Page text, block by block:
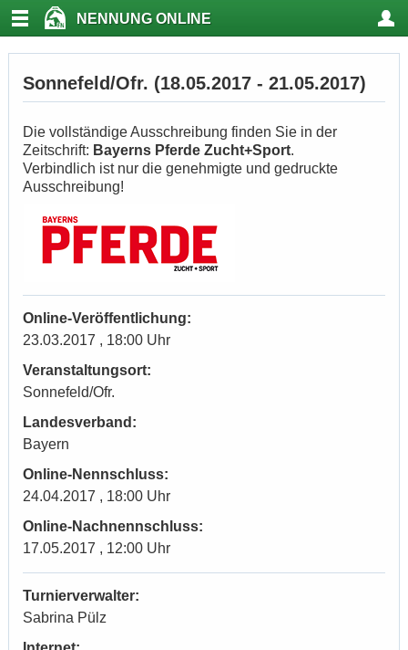
NENNUNG ONLINE
Sonnefeld/Ofr. (18.05.2017 - 21.05.2017)
Die vollständige Ausschreibung finden Sie in der
Zeitschrift: Bayerns Pferde Zucht+Sport.
Verbindlich ist nur die genehmigte und gedruckte
Ausschreibung!
Online-Veröffentlichung:
23.03.2017 , 18:00 Uhr
Veranstaltungsort:
Sonnefeld/Ofr.
Landesverband:
Bayern
Online-Nennschluss:
24.04.2017 , 18:00 Uhr
Online-Nachnennschluss:
17.05.2017 , 12:00 Uhr
Turnierverwalter:
Sabrina Pülz